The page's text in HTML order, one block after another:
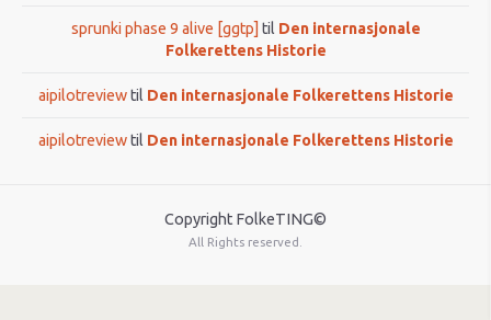
sprunki phase 9 alive [ggtp] til Den internasjonale
Folkerettens Historie
aipilotreviewtil Den internasjonale Folkerettens Historie
aipilotreviewtil Den internasjonale Folkerettens Historie
Copyright FolkeTING©
All Rights reserved.